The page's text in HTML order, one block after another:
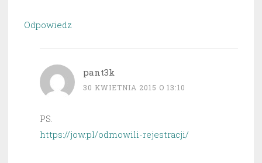
Odpowiedz
pant3k
30 KWIETNIA 2015 O 13:10
PS.
https://jow.pl/odmowili-rejestracji/